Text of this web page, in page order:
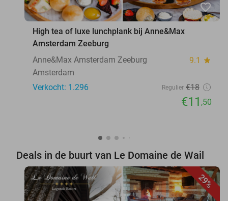
favorite_border
High tea of luxe lunchplank bij Anne&Max
Amsterdam Zeeburg
Anne&Max Amsterdam Zeeburg
9.1 star
Amsterdam
Verkocht: 1.296
Regulier €18
€11 ,50
Deals in de buurt van Le Domaine de Wail
29%